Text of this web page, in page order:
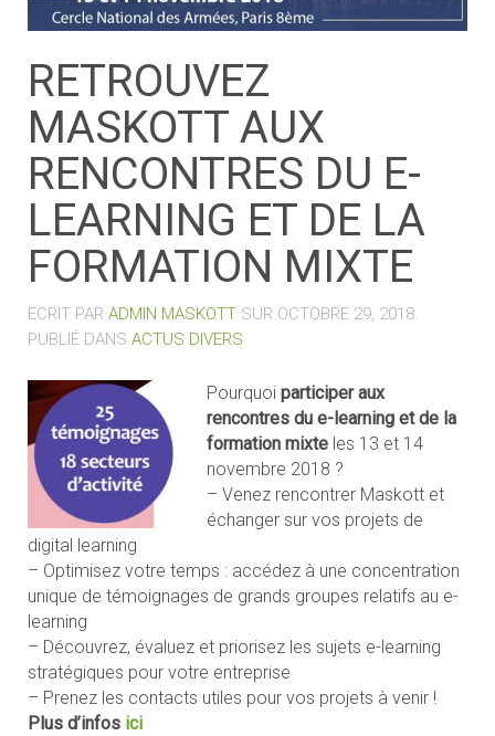
RETROUVEZ
MASKOTT AUX
RENCONTRES DU E-
LEARNING ET DE LA
FORMATION MIXTE
ECRIT PAR ADMIN MASKOTT SUR OCTOBRE 29, 2018.
PUBLIÉ DANS ACTUS DIVERS
Pourquoi participer aux
rencontres du e-learning et de la
formation mixte les 13 et 14
novembre 2018 ?
– Venez rencontrer Maskott et
échanger sur vos projets de
digital learning
– Optimisez votre temps : accédez à une concentration
unique de témoignages de grands groupes relatifs au e-
learning
– Découvrez, évaluez et priorisez les sujets e-learning
stratégiques pour votre entreprise
– Prenez les contacts utiles pour vos projets à venir !
Plus d’infos ici